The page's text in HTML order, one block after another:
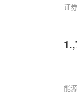
证
能